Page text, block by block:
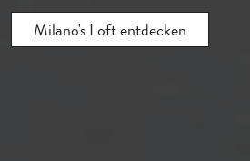
Milano's Loft entdecken